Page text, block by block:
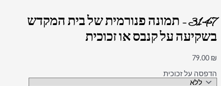
3147 – תמונה פנורמית של בית המקדש
בשקיעה על קנבס או זכוכית
79.00 ₪
הדפסה על זכוכית